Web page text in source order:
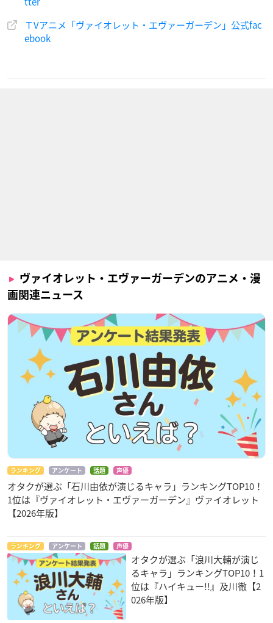
ＴVアニメ「ヴァイオレット・エヴァーガーデン」公式fac
ebook
ヴァイオレット・エヴァーガーデンのアニメ・漫
画関連ニュース
ランキング アンケート 話題 声優
オタクが選ぶ「石川由依が演じるキャラ」ランキングTOP10！
1位は『ヴァイオレット・エヴァーガーデン』ヴァイオレット
【2026年版】
ランキング アンケート 話題 声優
オタクが選ぶ「浪川大輔が演じ
るキャラ」ランキングTOP10！1
位は『ハイキュー!!』及川徹【2
026年版】